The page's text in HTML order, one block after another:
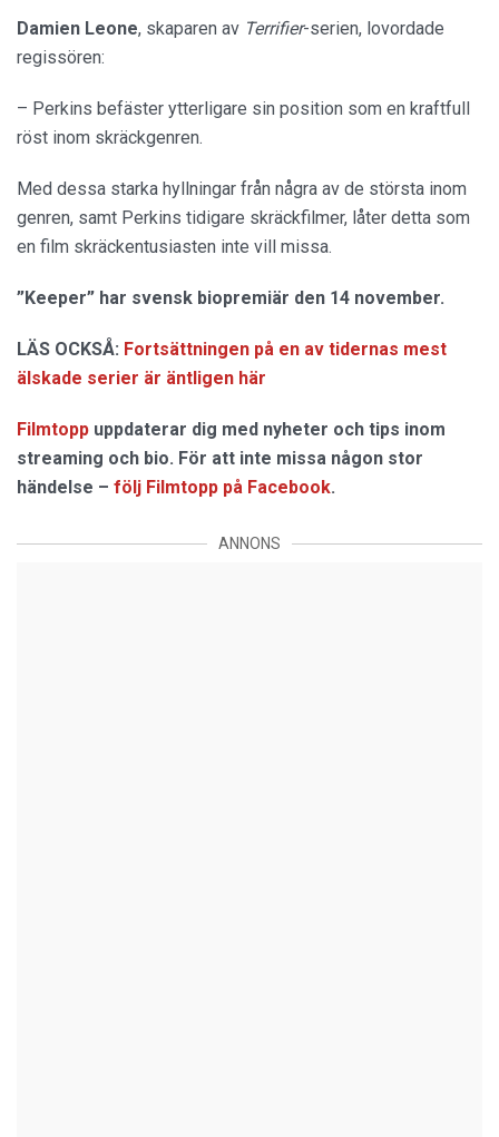
Damien Leone, skaparen av Terrifier-serien, lovordade
regissören:
– Perkins befäster ytterligare sin position som en kraftfull
röst inom skräckgenren.
Med dessa starka hyllningar från några av de största inom
genren, samt Perkins tidigare skräckfilmer, låter detta som
en film skräckentusiasten inte vill missa.
”Keeper” har svensk biopremiär den 14 november.
LÄS OCKSÅ: Fortsättningen på en av tidernas mest
älskade serier är äntligen här
Filmtopp uppdaterar dig med nyheter och tips inom
streaming och bio. För att inte missa någon stor
händelse – följ Filmtopp på Facebook.
ANNONS